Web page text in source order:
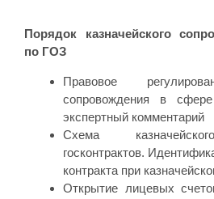
Порядок казначейского
по ГОЗ
Правовое
сопровождения в
экспертный комментарий
Схема
госконтрактов.
контракта при
Открытие лицевых